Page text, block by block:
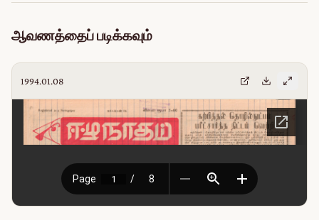
ஆவணத்தைப் படிக்கவும்
1994.01.08